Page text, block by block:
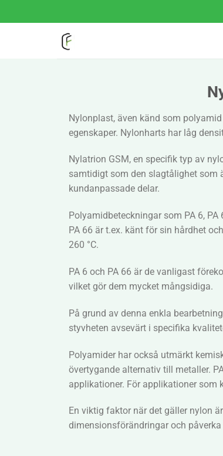
till
Nylonplast, även känd som
egenskaper. Nylonharts har låg
Nylatrion GSM, en specifik typ av
samtidigt som den slagtålighet som
kundanpassade delar.
Polyamidbeteckningar som PA 6,
PA 66 är t.ex. känt för sin hårdhet
260 °C.
PA 6 och PA 66 är de vanligast
vilket gör dem mycket mångsidiga.
På grund av denna enkla
styvheten avsevärt i specifika
Polyamider har också utmärkt
övertygande alternativ till metaller.
applikationer. För applikationer som
En viktig faktor när det gäller nylon
dimensionsförändringar och